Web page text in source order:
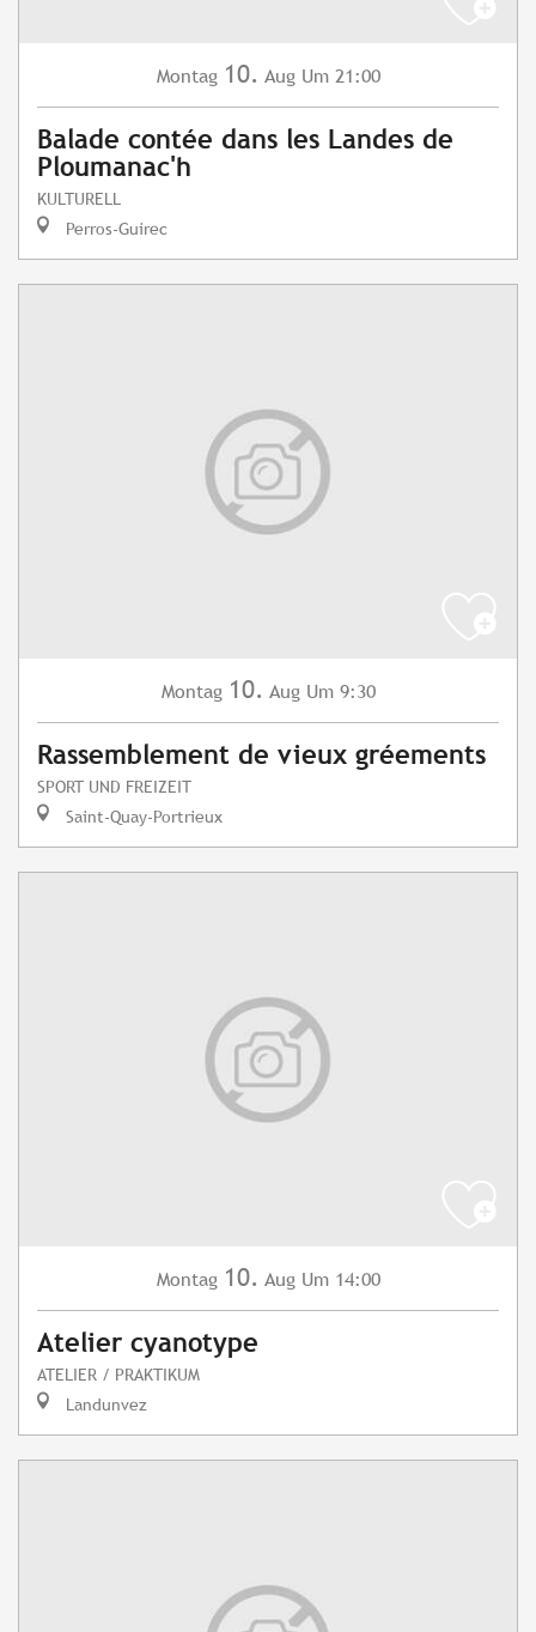
Montag 10. Aug Um 21:00
Balade contée dans les Landes de
Ploumanac'h
KULTURELL
Perros-Guirec
Montag 10. Aug Um 9:30
Rassemblement de vieux gréements
SPORT UND FREIZEIT
Saint-Quay-Portrieux
Montag 10. Aug Um 14:00
Atelier cyanotype
ATELIER / PRAKTIKUM
Landunvez